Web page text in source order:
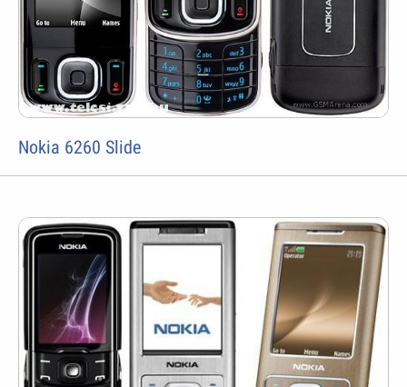
Nokia 6260 Slide